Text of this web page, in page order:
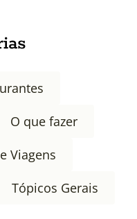
O que fazer
Viagens
Tópicos Gerais